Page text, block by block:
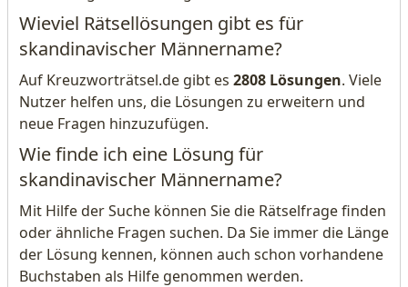
Wieviel Rätsellösungen gibt es für
skandinavischer Männername?
Auf Kreuzworträtsel.de gibt es 2808 Lösungen. Viele
Nutzer helfen uns, die Lösungen zu erweitern und
neue Fragen hinzuzufügen.
Wie finde ich eine Lösung für
skandinavischer Männername?
Mit Hilfe der Suche können Sie die Rätselfrage finden
oder ähnliche Fragen suchen. Da Sie immer die Länge
der Lösung kennen, können auch schon vorhandene
Buchstaben als Hilfe genommen werden.